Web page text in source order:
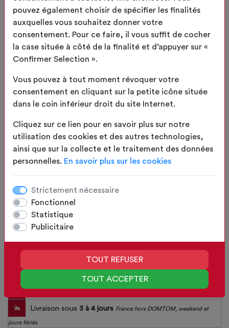
pouvez également choisir de spécifier les finalités
auxquelles vous souhaitez donner votre
consentement. Pour ce faire, il vous suffit de cocher
la case située à côté de la finalité et d’appuyer sur «
Confirmer Selection ».
Vous pouvez à tout moment révoquer votre
consentement en cliquant sur la petite icône située
dans le coin inférieur droit du site Internet.
Cliquez sur ce lien pour en savoir plus sur notre
utilisation des cookies et des autres technologies,
ainsi que sur la collecte et le traitement des données
personnelles. En savoir plus sur les cookies
Strictement nécessaire
Fonctionnel
Statistique
Publicitaire
TOUT REFUSER
TOUT ACCEPTER
2 Toile/Coloris
3 Options
4 Résumé
Délai de fabrication15jours
Livraison sous 3 à 4 jours France hors DOMTOM, weekend et
jours fériés